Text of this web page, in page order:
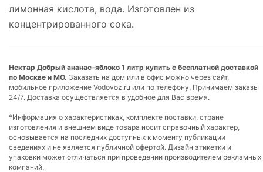
лимонная кислота, вода. Изготовлен из
концентрированного сока.
Нектар Добрый ананас-яблоко 1 литр купить с бесплатной доставкой
по Москве и МО. Заказать на дом или в офис можно через сайт,
мобильное приложение Vodovoz.ru или по телефону. Принимаем заказы
24/7. Доставка осуществляется в удобное для Вас время.
*Информация о характеристиках, комплекте поставки, стране
изготовления и внешнем виде товара носит справочный характер,
основывается на последних доступных к моменту публикации
сведениях и не является публичной офертой. Дизайн этикетки и
упаковки может отличаться при проведении производителем рекламных
компаний.